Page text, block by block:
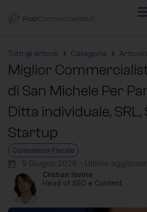
Tutti gli articoli Categoria Articolo
Miglior
di San Michele Per
Ditta individuale, SRL,
Startup
Consulenza Fiscale
9 Giugno 2026 - Ultimo
Cristian Iovino
Head of SEO e Content